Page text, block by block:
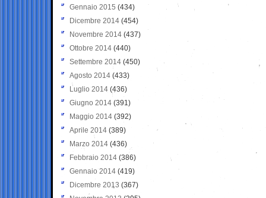
Gennaio 2015 (434)
Dicembre 2014 (454)
Novembre 2014 (437)
Ottobre 2014 (440)
Settembre 2014 (450)
Agosto 2014 (433)
Luglio 2014 (436)
Giugno 2014 (391)
Maggio 2014 (392)
Aprile 2014 (389)
Marzo 2014 (436)
Febbraio 2014 (386)
Gennaio 2014 (419)
Dicembre 2013 (367)